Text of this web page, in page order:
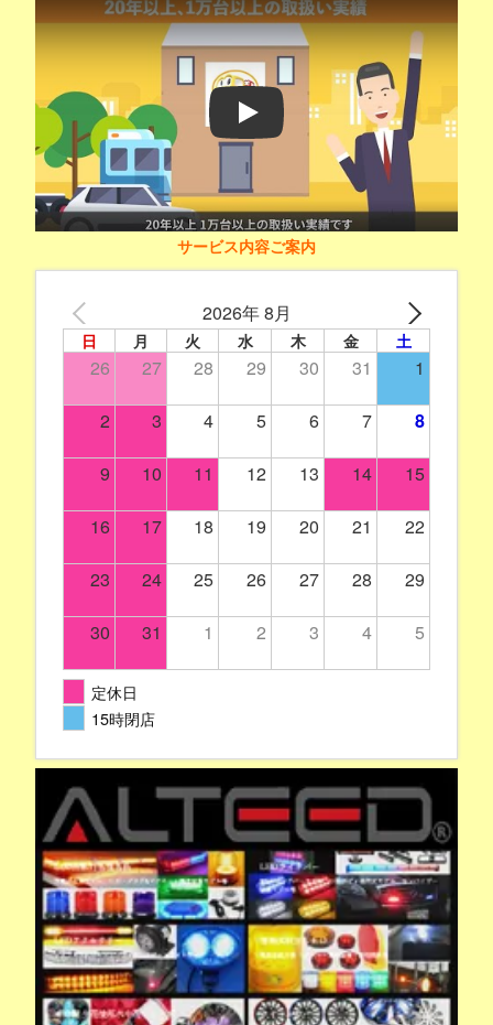
Play
サービス内容ご案内
2026年 8月
日 月 火 水 木 金 土
26 27 28 29 30 31 1
2 3 4 5 6 7 8
9 10 11 12 13 14 15
16 17 18 19 20 21 22
23 24 25 26 27 28 29
30 31 1 2 3 4 5
定休日
15時閉店